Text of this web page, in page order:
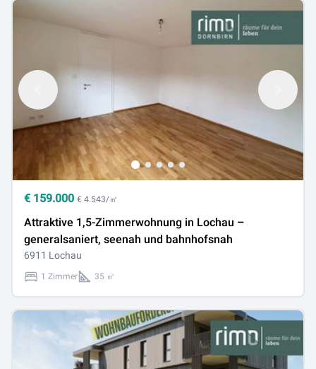
€ 159.000 € 4.543/㎡
Attraktive 1,5-Zimmerwohnung in Lochau –
generalsaniert, seenah und bahnhofsnah
6911 Lochau
1 Zimmer 35 ㎡